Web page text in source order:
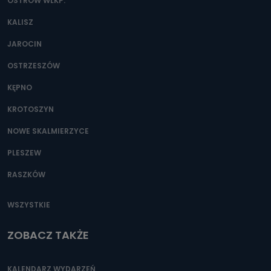
Można to zrobić pod numerem telefonu 62 735-51-05 lub
e-mailowo pod adresem: poczta@tvproart.pl
KALISZ
JAROCIN
OSTRZESZÓW
KĘPNO
KROTOSZYN
NOWE SKALMIERZYCE
PLESZEW
RASZKÓW
WSZYSTKIE
ZOBACZ TAKŻE
KALENDARZ WYDARZEŃ